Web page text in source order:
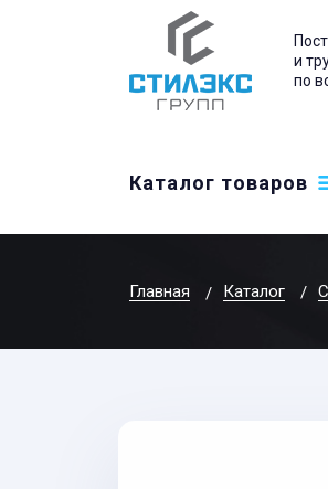
и
по
Каталог товаров
Главная Каталог